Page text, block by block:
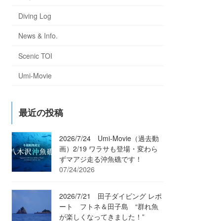
Diving Log
News & Info.
Scenic TOI
Umi-Movie
最近の投稿
2026/7/24 Umi-Movie（過去動
画）2/19 ワラサも登場・変わら
ずマアジ走る沖魚礁です！
07/24/2026
2026/7/21 田子ダイビング レポ
ート フトネ＆田子島 “群れ魚
が楽しくなってきました！”